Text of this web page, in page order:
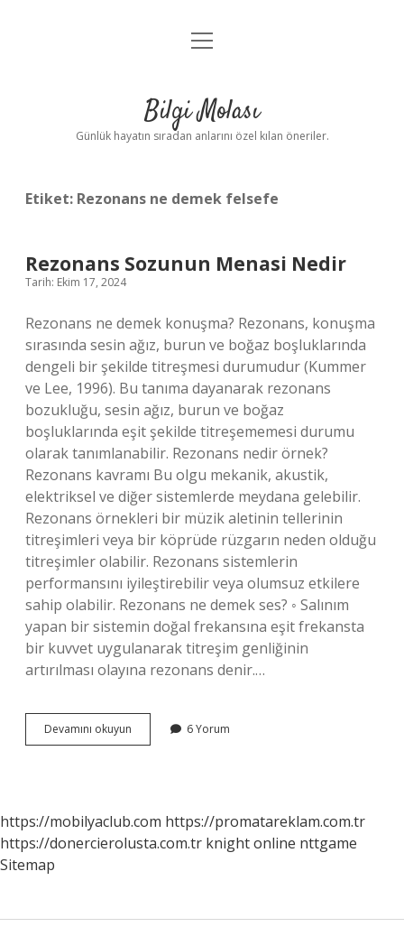
Anasayfa
Yasal Uyarı
menüyü
Bilgi Molası
Günlük hayatın sıradan anlarını özel kılan öneriler.
Etiket: Rezonans ne demek felsefe
Rezonans Sozunun Menasi Nedir
Tarih: Ekim 17, 2024
Rezonans ne demek konuşma? Rezonans, konuşma
sırasında sesin ağız, burun ve boğaz boşluklarında
dengeli bir şekilde titreşmesi durumudur (Kummer
ve Lee, 1996). Bu tanıma dayanarak rezonans
bozukluğu, sesin ağız, burun ve boğaz
boşluklarında eşit şekilde titreşememesi durumu
olarak tanımlanabilir. Rezonans nedir örnek?
Rezonans kavramı Bu olgu mekanik, akustik,
elektriksel ve diğer sistemlerde meydana gelebilir.
Rezonans örnekleri bir müzik aletinin tellerinin
titreşimleri veya bir köprüde rüzgarın neden olduğu
titreşimler olabilir. Rezonans sistemlerin
performansını iyileştirebilir veya olumsuz etkilere
sahip olabilir. Rezonans ne demek ses? ◦ Salınım
yapan bir sistemin doğal frekansına eşit frekansta
bir kuvvet uygulanarak titreşim genliğinin
artırılması olayına rezonans denir.…
Devamını okuyun Rezonans
Sozunun
6 Yorum
https://mobilyaclub.com https://promatareklam.com.tr
https://donercierolusta.com.tr knight online nttgame
Sitemap